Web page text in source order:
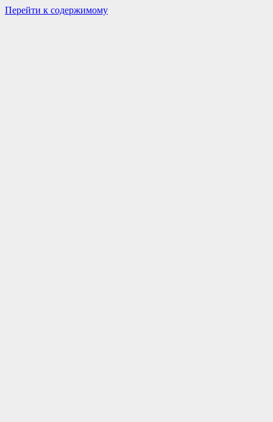
Перейти к содержимому